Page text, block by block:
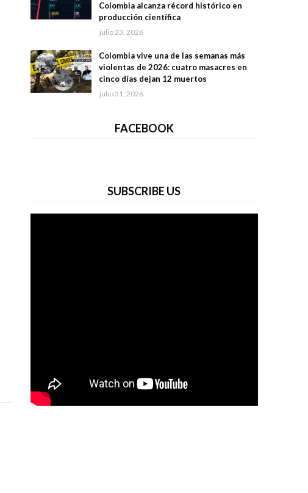
Colombia alcanza récord histórico en
producción científica
julio 23, 2026
Colombia vive una de las semanas más
violentas de 2026: cuatro masacres en
cinco días dejan 12 muertos
julio 31, 2026
FACEBOOK
SUBSCRIBE US